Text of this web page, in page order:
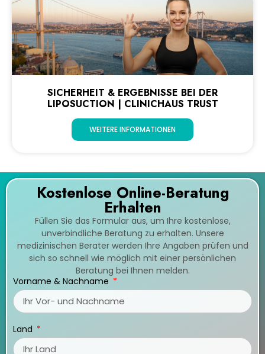
SICHERHEIT & ERGEBNISSE BEI DER
LIPOSUCTION | CLINICHAUS TRUST
WEITERE INFORMATIONEN
Kostenlose Online-Beratung
Erhalten
Füllen Sie das Formular aus, um Ihre kostenlose,
unverbindliche Beratung zu erhalten. Unsere
medizinischen Berater werden Ihre Angaben prüfen und
sich so schnell wie möglich mit einer persönlichen
Beratung bei Ihnen melden.
Vorname & Nachname
Land